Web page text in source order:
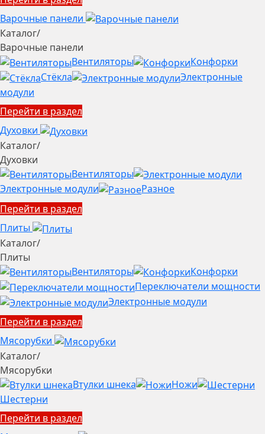
Варочные панели
Каталог/
Варочные панели
Вентиляторы
Конфорки
Стёкла
Электронные
модули
Перейти в раздел
Духовки
Каталог/
Духовки
Вентиляторы
Электронные модули
Разное
Перейти в раздел
Плиты
Каталог/
Плиты
Вентиляторы
Конфорки
Переключатели мощности
Электронные модули
Перейти в раздел
Мясорубки
Каталог/
Мясорубки
Втулки шнека
Ножи
Шестерни
Перейти в раздел